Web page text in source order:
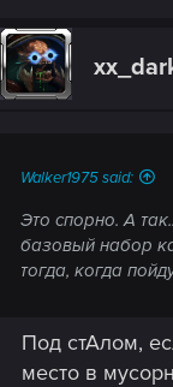
Walker1975 said:
Это спорно. А
базовый набор
тогда, когда
Под стАлом,
место в